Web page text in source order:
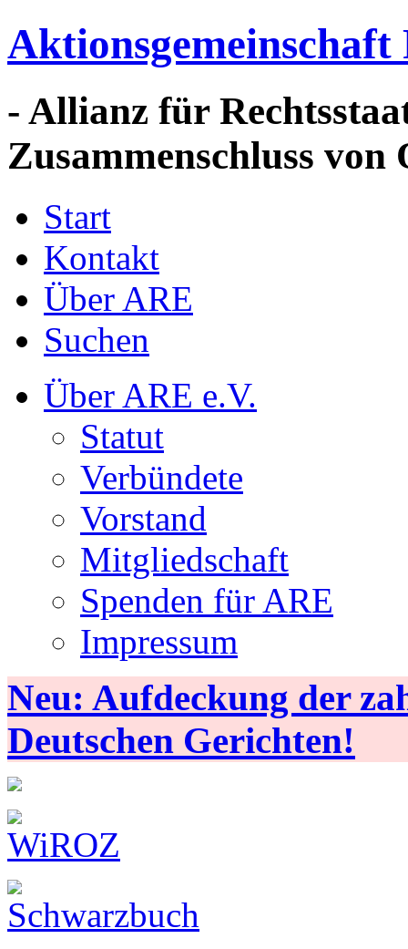
Aktionsgemeinschaft
- Allianz für
Zusammenschluss
Start
Kontakt
Über ARE
Suchen
Über ARE e.V.
Statut
Verbündete
Vorstand
Mitgliedschaft
Spenden für ARE
Impressum
Neu: Aufdeckung der
Deutschen Gerichten!